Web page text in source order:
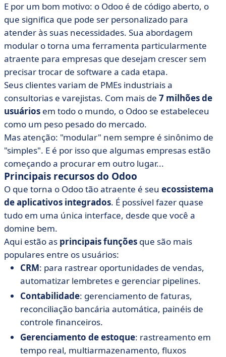
E por um bom motivo: o Odoo é de código aberto, o
que significa que pode ser personalizado para
atender às suas necessidades. Sua abordagem
modular o torna uma ferramenta particularmente
atraente para empresas que desejam crescer sem
precisar trocar de software a cada etapa.
Seus clientes variam de PMEs industriais a
consultorias e varejistas. Com mais de 7 milhões de
usuários em todo o mundo, o Odoo se estabeleceu
como um peso pesado do mercado.
Mas atenção: "modular" nem sempre é sinônimo de
"simples". E é por isso que algumas empresas estão
começando a procurar em outro lugar...
Principais recursos do Odoo
O que torna o Odoo tão atraente é seu ecossistema
de aplicativos integrados. É possível fazer quase
tudo em uma única interface, desde que você a
domine bem.
Aqui estão as principais funções que são mais
populares entre os usuários:
CRM: para rastrear oportunidades de vendas,
automatizar lembretes e gerenciar pipelines.
Contabilidade: gerenciamento de faturas,
reconciliação bancária automática, painéis de
controle financeiros.
Gerenciamento de estoque: rastreamento em
tempo real, multiarmazenamento, fluxos